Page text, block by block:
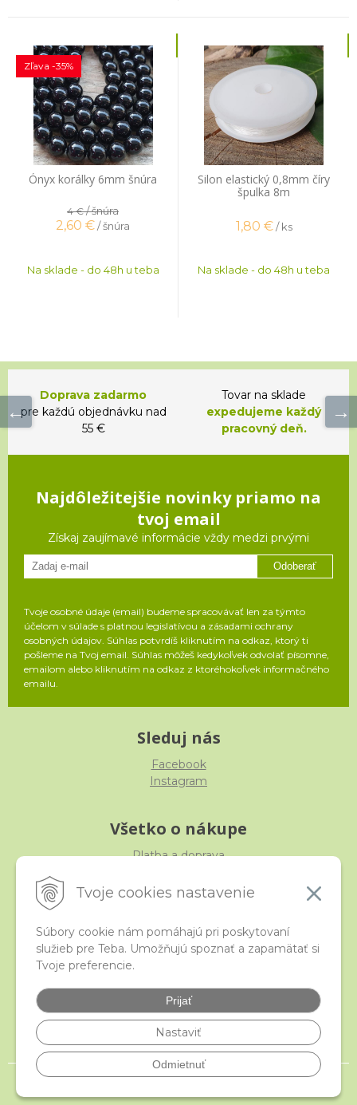
Tvoje cookies nastavenie
Súbory cookie nám pomáhajú pri poskytovaní
služieb pre Teba. Umožňujú spoznať a zapamätať si
Tvoje preferencie.
Prijať
Nastaviť
Odmietnuť
Ónyx korálky 6mm šnúra
Zľava -35%
4 €/ šnúra
2,60 €/ šnúra
Na sklade - do 48h u teba
Silon elastický 0,8mm číry
špulka 8m
1,80 € / ks
Na sklade - do 48h u teba
Doprava zadarmo
pre každú objednávku nad
55 €
Tovar na sklade
expedujeme každý
pracovný deň.
Najdôležitejšie novinky priamo na
tvoj email
Získaj zaujímavé informácie vždy medzi prvými
Odoberať
Tvoje osobné údaje (email) budeme spracovávať len za týmto
účelom v súlade s platnou legislatívou a zásadami ochrany
osobných údajov. Súhlas potvrdíš kliknutím na odkaz, ktorý ti
pošleme na Tvoj email. Súhlas môžeš kedykoľvek odvolať písomne,
emailom alebo kliknutím na odkaz z ktoréhokoľvek informačného
emailu.
Sleduj nás
Facebook
Instagram
Všetko o nákupe
Platba a doprava
Obchodné podmienky
iStraka
Veľkoobchod
Najčastejšie otázky
Certifikáty
© 2026 istraka.sk - najligotavejšie korálky a polodrahokamy široko ďaleko •